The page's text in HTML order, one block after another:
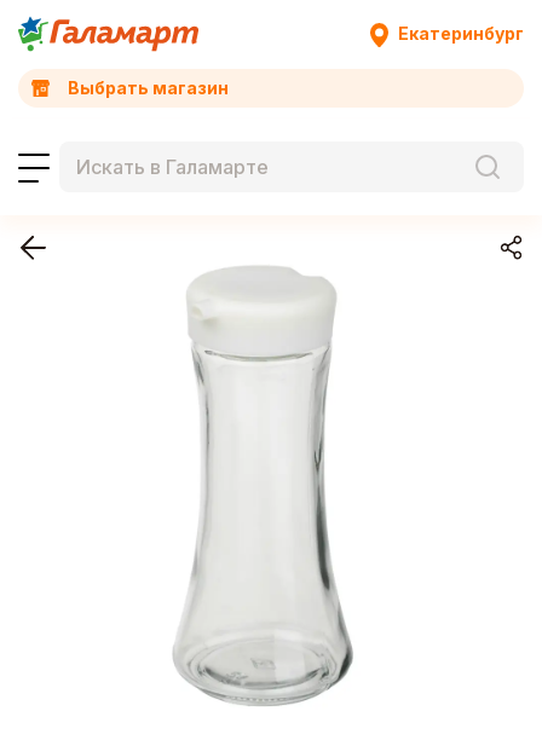
Екатеринбург
Выбрать магазин